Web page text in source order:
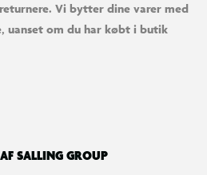
Vi bytter dine varer med
uanset om du har købt i butik
SALLING GROUP